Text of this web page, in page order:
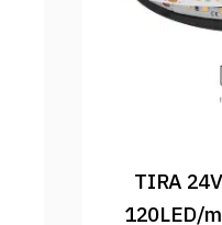
TIRA
120LED/